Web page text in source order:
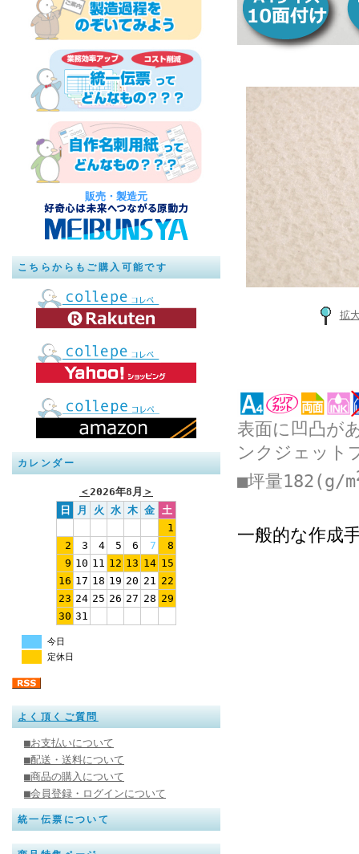
販売・製造元
こちらからもご購入可能です
カレンダー
＜ 2026年8月 ＞
日
月 火 水 木 金
土
1
2
3 4 5 6 7
8
9 10 11 12 13 14 15
16 17 18 19 20 21
22
23 24 25 26 27 28 29
30 31
今日
定休日
よく頂くご質問
■お支払いについて
■配送・送料について
■商品の購入について
■会員登録・ログインについて
統一伝票について
拡
表面に凹凸が
ンクジェット
■坪量182(g/m
一般的な作成